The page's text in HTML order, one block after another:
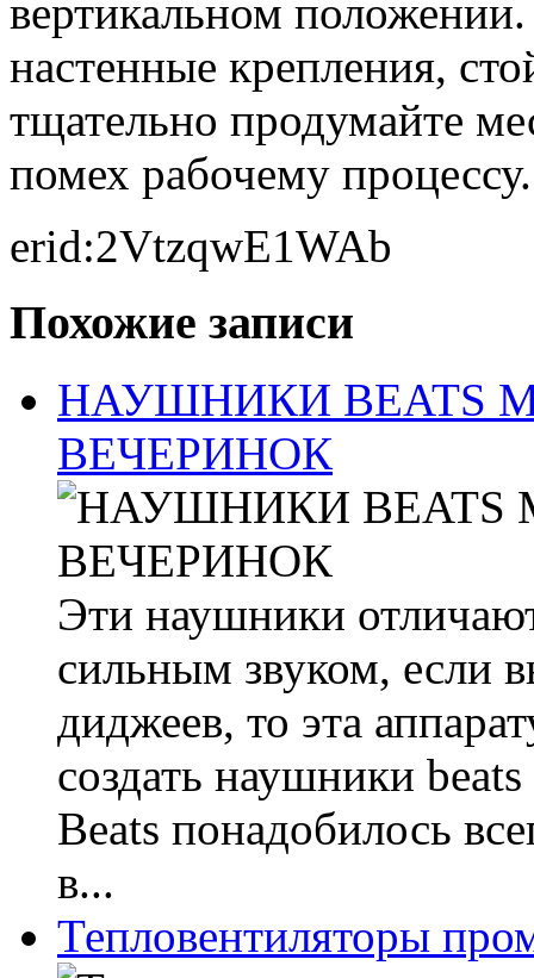
вертикальном
настенные крепления,
тщательно продумайте
помех рабочему процессу.
erid:2VtzqwE1WAb
Похожие записи
НАУШНИКИ BEATS
ВЕЧЕРИНОК
Эти наушники
сильным звуком, если
диджеев, то эта
создать наушники
Beats понадобилось
в...
Тепловентиляторы